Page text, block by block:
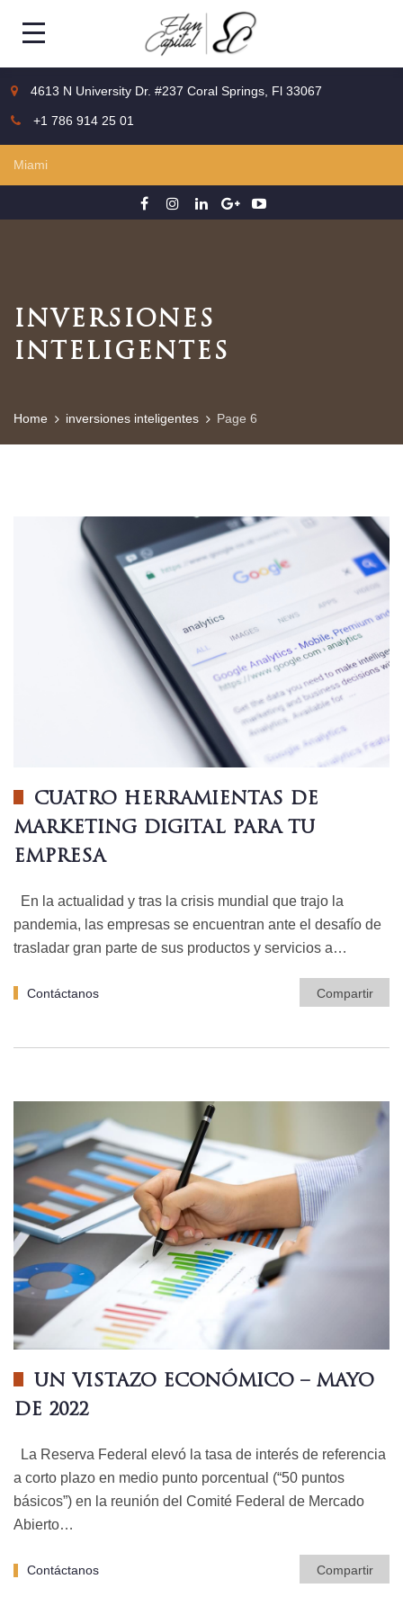
4613 N University Dr. #237 Coral Springs, Fl 33067
+1 786 914 25 01
INVERSIONES
INTELIGENTES
Home inversiones inteligentes Page 6
CUATRO HERRAMIENTAS DE
MARKETING DIGITAL PARA TU
EMPRESA
En la actualidad y tras la crisis mundial que trajo la
pandemia, las empresas se encuentran ante el desafío de
trasladar gran parte de sus productos y servicios a…
Contáctanos Compartir
UN VISTAZO ECONÓMICO – MAYO
DE 2022
La Reserva Federal elevó la tasa de interés de referencia
a corto plazo en medio punto porcentual (“50 puntos
básicos”) en la reunión del Comité Federal de Mercado
Abierto…
Contáctanos Compartir